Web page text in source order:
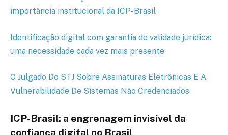
importância institucional da ICP-Brasil
Identificação digital com garantia de validade jurídica:
uma necessidade cada vez mais presente
O Julgado Do STJ Sobre Assinaturas Eletrônicas E A
Vulnerabilidade De Sistemas Não Credenciados
ICP-Brasil: a engrenagem invisível da
confiança digital no Brasil